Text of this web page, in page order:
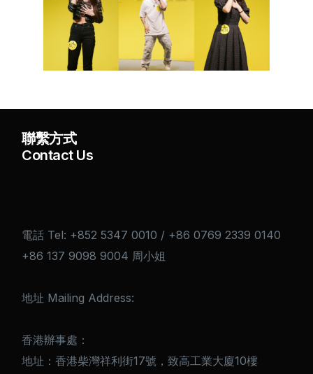
聯繫方式
Contact Us
電話 Tel: +852 5347 0010 / +86 0769 2339 0140
+86 137 9098 9004 周小姐
地址 Mailing Address:
香港辦事處：
地址：香港柴灣祥利街17號，致高工業大廈10樓